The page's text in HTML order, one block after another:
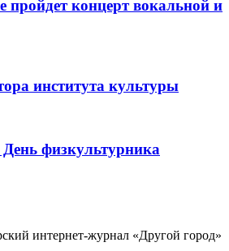
пройдет концерт вокальной и
института культуры
физкультурника
интернет-журнал «Другой город»